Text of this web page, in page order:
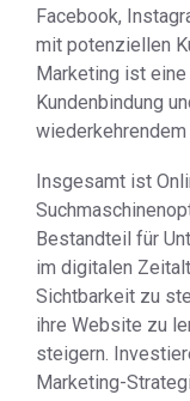
Facebook,
mit potenziellen
Marketing ist
Kundenbindung
wiederkehrendem
Insgesamt ist
Bestandteil für
im digitalen
Sichtbarkeit zu
ihre Website zu
steigern.
Marketing-